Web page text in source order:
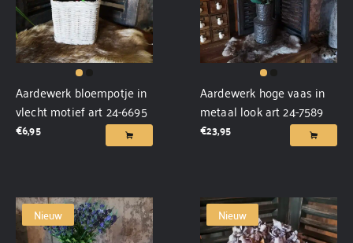
Aardewerk bloempotje in
vlecht motief art 24-6695
€6,95
Aardewerk hoge vaas in
metaal look art 24-7589
€23,95
Nieuw Nieuw